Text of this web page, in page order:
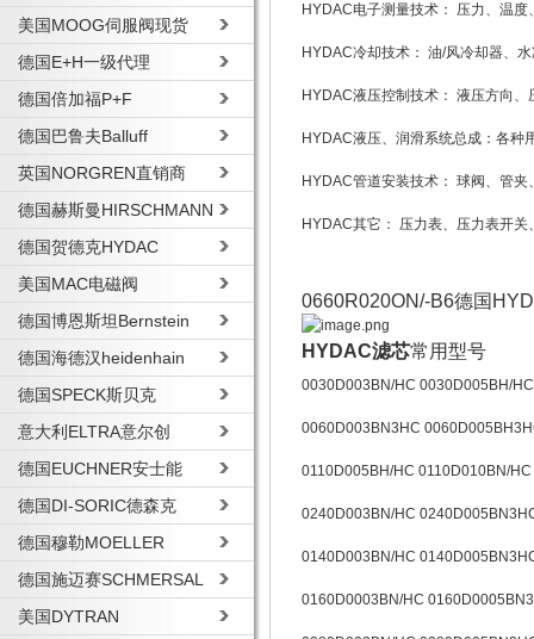
美国MOOG伺服阀现货
德国E+H一级代理
德国倍加福P+F
德国巴鲁夫Balluff
英国NORGREN直销商
德国赫斯曼HIRSCHMANN
德国贺德克HYDAC
美国MAC电磁阀
德国博恩斯坦Bernstein
德国海德汉heidenhain
德国SPECK斯贝克
意大利ELTRA意尔创
德国EUCHNER安士能
德国DI-SORIC德森克
德国穆勒MOELLER
德国施迈赛SCHMERSAL
美国DYTRAN
HYDAC电子测量技术： 压力、温
HYDAC冷却技术： 油/风冷却器、
HYDAC液压控制技术： 液压方向
HYDAC液压、润滑系统总成：各种
HYDAC管道安装技术： 球阀、管
HYDAC其它： 压力表、压力表开
0660R020ON/-B6德国
HYDAC滤芯常用型号
0030D003BN/HC 0030D005BH/
0060D003BN3HC
0110D005BH/HC 0110D010BN/
0240D003BN/HC
0140D003BN/HC
0160D0003BN/HC